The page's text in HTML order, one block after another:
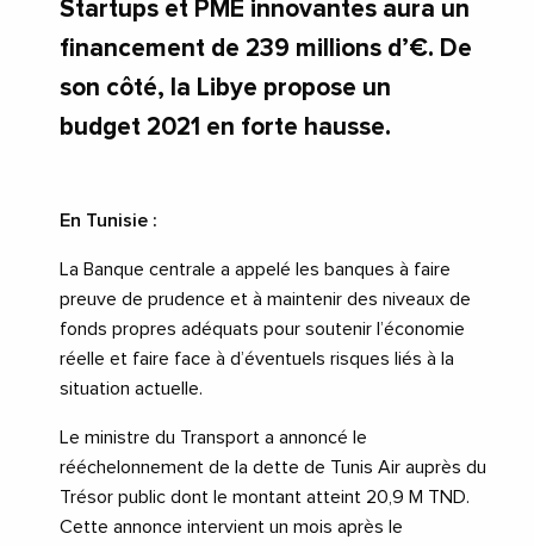
Startups et PME innovantes aura un
financement de 239 millions d’€. De
son côté, la Libye propose un
budget 2021 en forte hausse.
En Tunisie :
La Banque centrale a appelé les banques à faire
preuve de prudence et à maintenir des niveaux de
fonds propres adéquats pour soutenir l’économie
réelle et faire face à d’éventuels risques liés à la
situation actuelle.
Le ministre du Transport a annoncé le
rééchelonnement de la dette de Tunis Air auprès du
Trésor public dont le montant atteint 20,9 M TND.
Cette annonce intervient un mois après le